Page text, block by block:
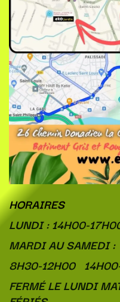
HORAIRES
LUNDI : 14H00-
MARDI AU SAMEDI :
8H30-12H00
FERMÉ LE LUNDI